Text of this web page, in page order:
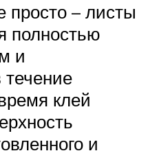
просто – листы
полностью
и
клей
и